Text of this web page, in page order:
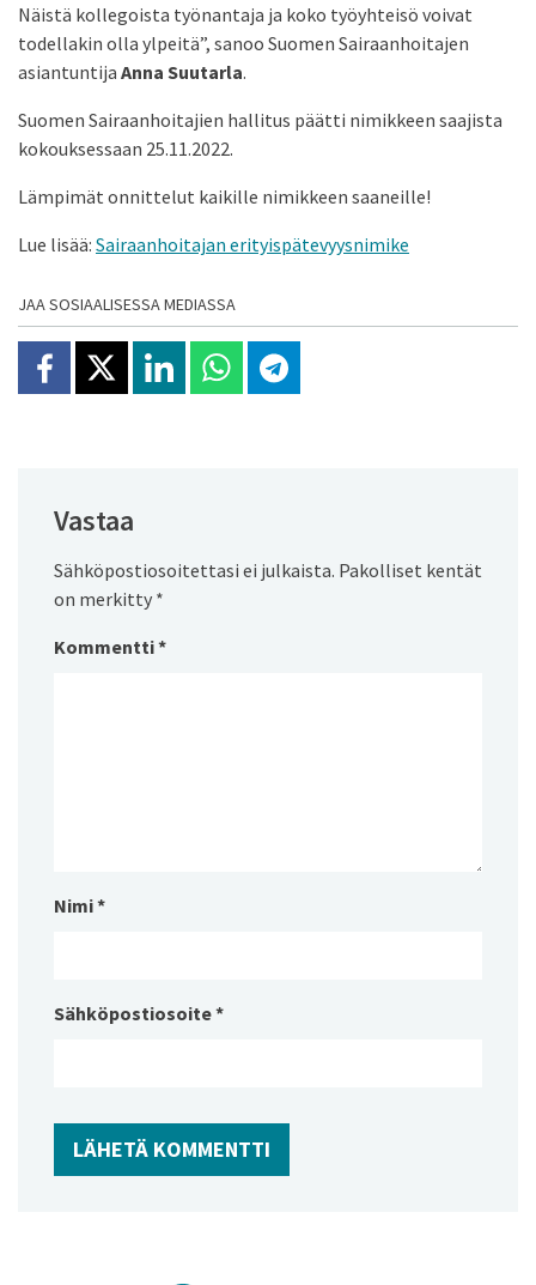
Näistä kollegoista työnantaja ja koko työyhteisö voivat
todellakin olla ylpeitä”, sanoo Suomen Sairaanhoitajen
asiantuntija Anna Suutarla.
Suomen Sairaanhoitajien hallitus päätti nimikkeen saajista
kokouksessaan 25.11.2022.
Lämpimät onnittelut kaikille nimikkeen saaneille!
Lue lisää: Sairaanhoitajan erityispätevyysnimike
JAA SOSIAALISESSA MEDIASSA
Jaa Facebookissa
Jaa X:ssäJaa Linkedinissä
Jaa Whatsappissa
Jaa Telegramissa
Vastaa
Sähköpostiosoitettasi ei julkaista. Pakolliset kentät
on merkitty *
Kommentti*
Nimi*
Sähköpostiosoite*